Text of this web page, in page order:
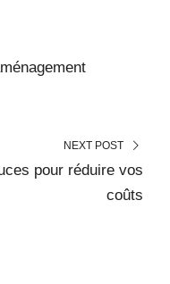
NEXT POST
pour réduire vos
coûts